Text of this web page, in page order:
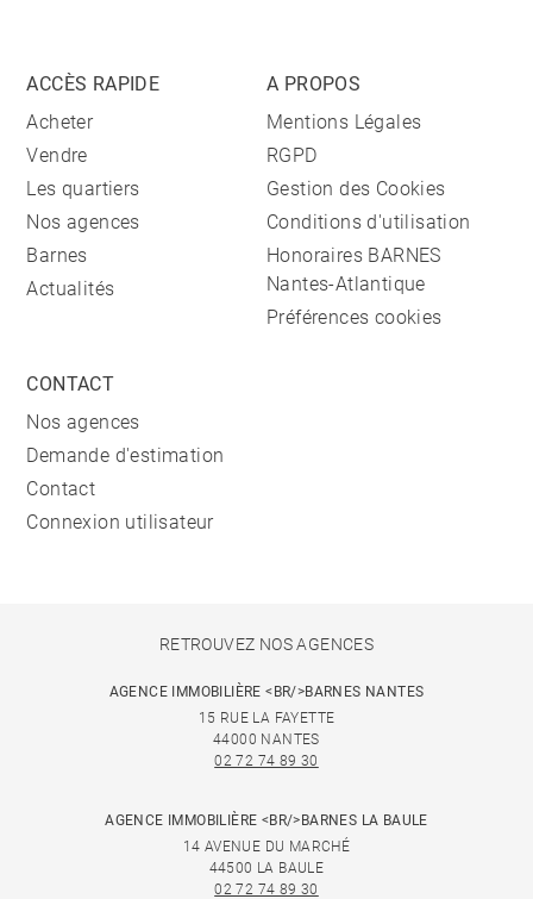
ACCÈS RAPIDE
Acheter
Vendre
Les quartiers
Nos agences
Barnes
Actualités
A PROPOS
Mentions Légales
RGPD
Gestion des Cookies
Conditions d'utilisation
Honoraires BARNES
Nantes-Atlantique
Préférences cookies
CONTACT
Nos agences
Demande d'estimation
Contact
Connexion utilisateur
RETROUVEZ NOS AGENCES
AGENCE IMMOBILIÈRE <BR/>BARNES NANTES
15 RUE LA FAYETTE
44000 NANTES
02 72 74 89 30
AGENCE IMMOBILIÈRE <BR/>BARNES LA BAULE
14 AVENUE DU MARCHÉ
44500 LA BAULE
02 72 74 89 30